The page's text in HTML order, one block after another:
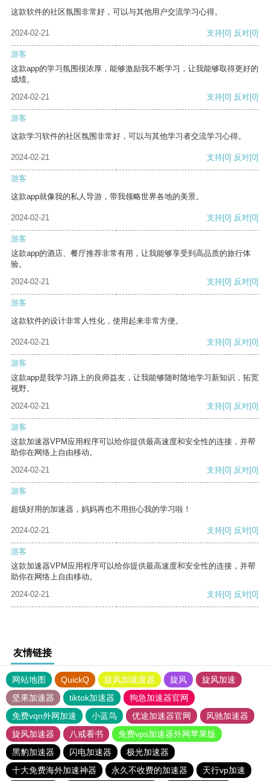
这款软件的社区氛围非常好，可以与其他用户交流学习心得。
2024-02-21 支持[0] 反对[0]
游客
这款app的学习氛围很浓厚，能够激励我不断学习，让我能够取得更好的
成绩。
2024-02-21
支持[0] 反对[0]
游客
这款学习软件的社区氛围非常好，可以与其他学习者交流学习心得。
2024-02-21 支持[0] 反对[0]
游客
这款app就像我的私人导游，带我领略世界各地的美景。
2024-02-21 支持[0] 反对[0]
游客
这款app的酒店、餐厅推荐非常有用，让我能够享受到高品质的旅行体
验。
2024-02-21
支持[0] 反对[0]
游客
这款软件的设计非常人性化，使用起来非常方便。
2024-02-21 支持[0] 反对[0]
游客
这款app是我学习路上的良师益友，让我能够随时随地学习新知识，拓宽
视野。
2024-02-21
支持[0] 反对[0]
游客
这款加速器VPM应用程序可以给你提供最高速度和安全性的连接，并帮
助你在网络上自由移动。
2024-02-21
支持[0] 反对[0]
游客
超级好用的加速器，妈妈再也不用担心我的学习啦！
2024-02-21 支持[0] 反对[0]
游客
这款加速器VPM应用程序可以给你提供最高速度和安全性的连接，并帮
助你在网络上自由移动。
2024-02-21
支持[0] 反对[0]
友情链接
网站地图 QuickQ 旋风加速度器 旋风
旋风加速
坚果加速器
tiktok加速器
狗急加速器官网
免费vqn外网加速
小蓝鸟 优途加速器官网
风驰加速器
旋风加速器
八戒看书
免费vps加速器外网苹果版
黑豹加速器
闪电加速器
极光加速器
十大免费海外加速神器
永久不收费的加速器 天行vp加速